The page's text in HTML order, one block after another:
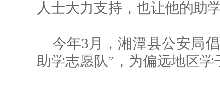
人士大力支持，也让他的助
今年3月，湘潭县公安局
助学志愿队”，为偏远地区